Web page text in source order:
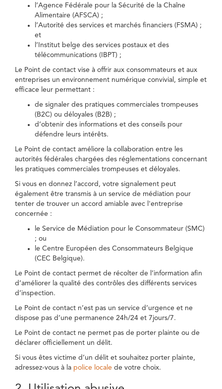
l’Agence Fédérale pour la Sécurité de la Chaîne
Alimentaire (AFSCA) ;
l’Autorité des services et marchés financiers (FSMA) ;
et
l’Institut belge des services postaux et des
télécommunications (IBPT) ;
Le Point de contact vise à offrir aux consommateurs et aux
entreprises un environnement numérique convivial, simple et
efficace leur permettant :
de signaler des pratiques commerciales trompeuses
(B2C) ou déloyales (B2B) ;
d’obtenir des informations et des conseils pour
défendre leurs intérêts.
Le Point de contact améliore la collaboration entre les
autorités fédérales chargées des réglementations concernant
les pratiques commerciales trompeuses et déloyales.
Si vous en donnez l’accord, votre signalement peut
également être transmis à un service de médiation pour
tenter de trouver un accord amiable avec l'entreprise
concernée :
le Service de Médiation pour le Consommateur (SMC)
; ou
le Centre Européen des Consommateurs Belgique
(CEC Belgique).
Le Point de contact permet de récolter de l’information afin
d’améliorer la qualité des contrôles des différents services
d’inspection.
Le Point de contact n’est pas un service d’urgence et ne
dispose pas d’une permanence 24h/24 et 7jours/7.
Le Point de contact ne permet pas de porter plainte ou de
déclarer officiellement un délit.
Si vous êtes victime d’un délit et souhaitez porter plainte,
adressez-vous à la police locale de votre choix.